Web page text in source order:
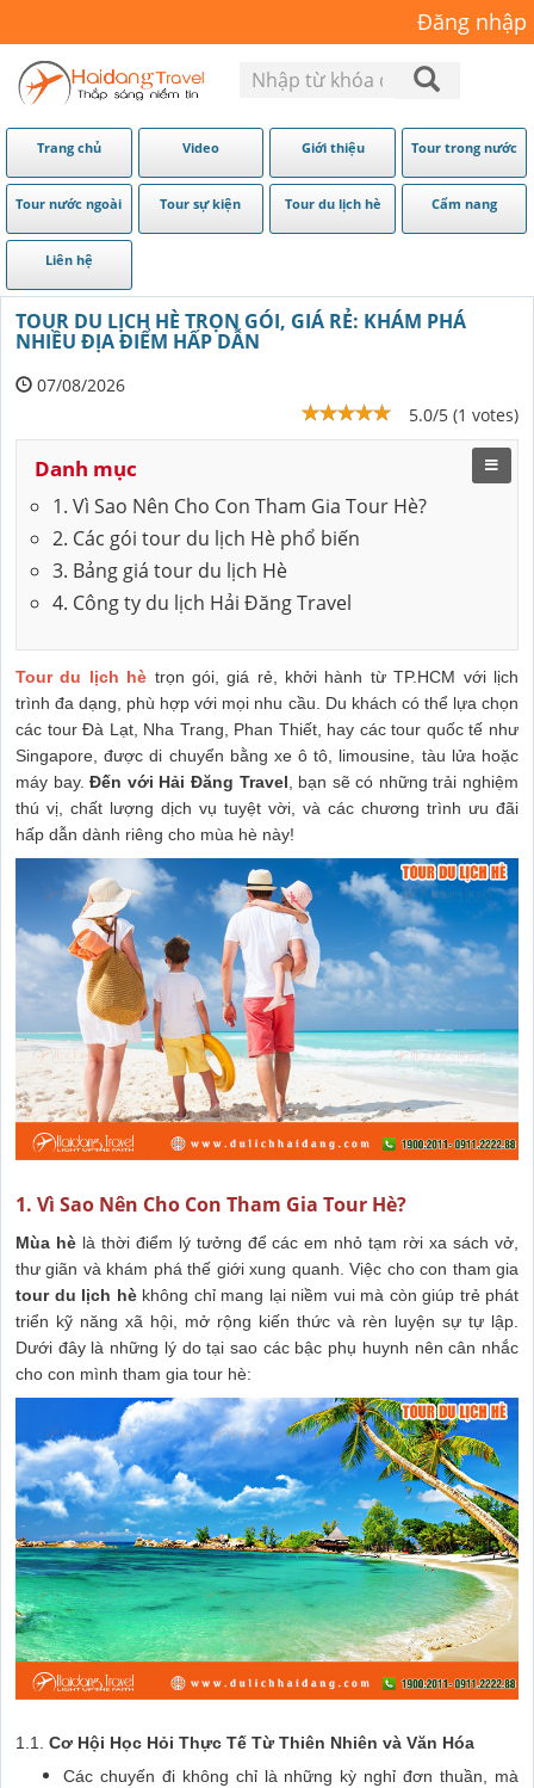
Đăng nhập
Trang chủ Video Giới thiệu Tour trong nước
Tour nước ngoài Tour sự kiện Tour du lịch hè Cẩm nang
Liên hệ
TOUR DU LỊCH HÈ TRỌN GÓI, GIÁ RẺ: KHÁM PHÁ
NHIỀU ĐỊA ĐIỂM HẤP DẪN
07/08/2026
5.0/5 (1 votes)
Danh mục
1. Vì Sao Nên Cho Con Tham Gia Tour Hè?
2. Các gói tour du lịch Hè phổ biến
3. Bảng giá tour du lịch Hè
4. Công ty du lịch Hải Đăng Travel
Tour du lịch hè trọn gói, giá rẻ, khởi hành từ TP.HCM với lịch
trình đa dạng, phù hợp với mọi nhu cầu. Du khách có thể lựa chọn
các tour Đà Lạt, Nha Trang, Phan Thiết, hay các tour quốc tế như
Singapore, được di chuyển bằng xe ô tô, limousine, tàu lửa hoặc
máy bay.Đến với Hải Đăng Travel , bạn sẽ có những trải nghiệm
thú vị, chất lượng dịch vụ tuyệt vời, và các chương trình ưu đãi
hấp dẫn dành riêng cho mùa hè này!
1. Vì Sao Nên Cho Con Tham Gia Tour Hè?
Mùa hèlà thời điểm lý tưởng để các em nhỏ tạm rời xa sách vở,
thư giãn và khám phá thế giới xung quanh. Việc cho con tham gia
tour du lịch hèkhông chỉ mang lại niềm vui mà còn giúp trẻ phát
triển kỹ năng xã hội, mở rộng kiến thức và rèn luyện sự tự lập.
Dưới đây là những lý do tại sao các bậc phụ huynh nên cân nhắc
cho con mình tham gia tour hè:
1.1. Cơ Hội Học Hỏi Thực Tế Từ Thiên Nhiên và Văn Hóa
Các chuyến đi không chỉ là những kỳ nghỉ đơn thuần, mà